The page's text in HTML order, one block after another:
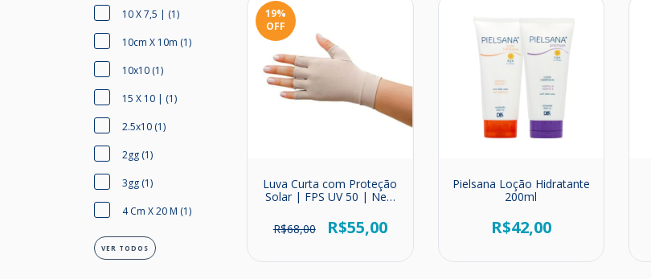
10 X 7,5 | (1)
10cm X 10m (1)
10x10 (1)
15 X 10 | (1)
2.5x10 (1)
2gg (1)
3gg (1)
4 Cm X 20 M (1)
VER TODOS
19%
OFF
Luva Curta com Proteção
Solar | FPS UV 50 | New
R$68,00
R$55,00
Pielsana Loção Hidratante
200ml
R$42,00